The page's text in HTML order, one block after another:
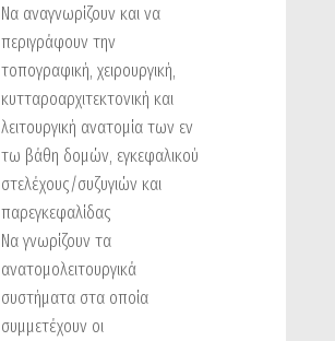
Να αναγνωρίζουν και να
περιγράφουν την
τοπογραφική, χειρουργική,
κυτταροαρχιτεκτονική και
λειτουργική ανατομία των εν
τω βάθη δομών, εγκεφαλικού
στελέχους/συζυγιών και
παρεγκεφαλίδας
Να γνωρίζουν τα
ανατομολειτουργικά
συστήματα στα οποία
συμμετέχουν οι